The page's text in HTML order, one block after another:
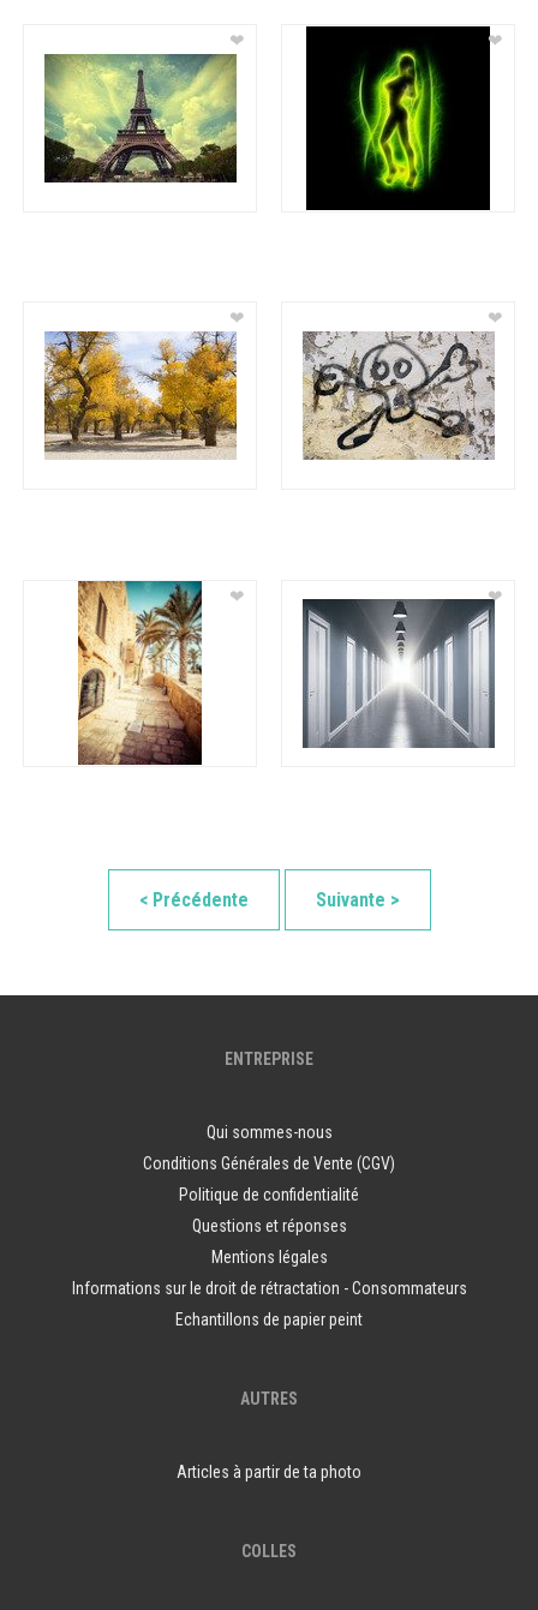
❤ ❤
❤ ❤
❤ ❤
< Précédente Suivante >
ENTREPRISE
Qui sommes-nous
Conditions Générales de Vente (CGV)
Politique de confidentialité
Questions et réponses
Mentions légales
Informations sur le droit de rétractation - Consommateurs
Echantillons de papier peint
AUTRES
Articles à partir de ta photo
COLLES